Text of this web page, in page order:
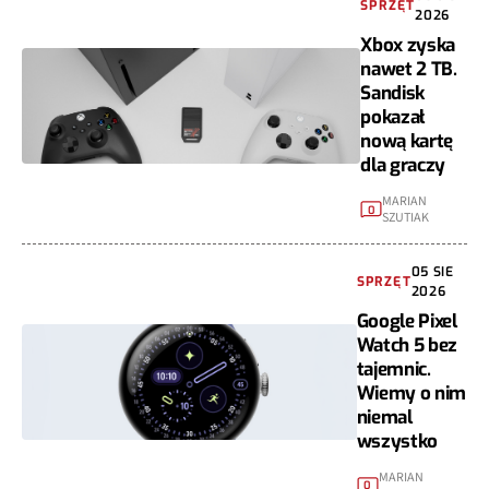
SPRZĘT
2026
Xbox zyska
nawet 2 TB.
Sandisk
pokazał
nową kartę
dla graczy
0
MARIAN
SZUTIAK
SPRZĘT
05 SIE
2026
Google Pixel
Watch 5 bez
tajemnic.
Wiemy o nim
niemal
wszystko
0
MARIAN